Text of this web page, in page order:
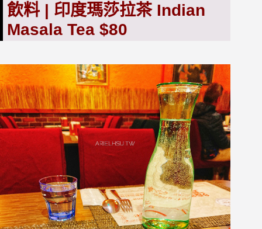
飲料 | 印度瑪莎拉茶 Indian
Masala Tea $80